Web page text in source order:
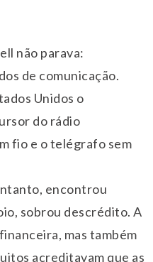
não parava:
de comunicação.
Unidos o
do rádio
fio e o telégrafo sem
encontrou
sobrou descrédito. A
mas também
acreditavam que as